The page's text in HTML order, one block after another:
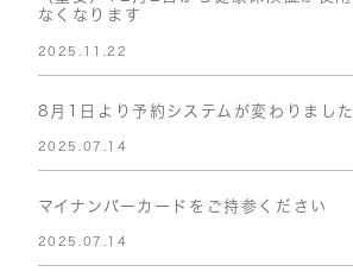
なくなります
2025.11.22
8月1日より予約システムが変わりました
2025.07.14
マイナンバーカードをご持参ください
2025.07.14